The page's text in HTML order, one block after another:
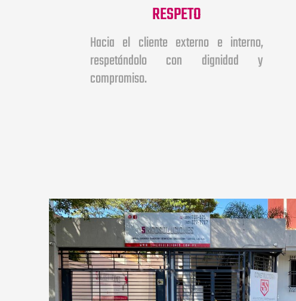
RESPETO
Hacia el cliente externo e interno,
respetándolo con dignidad y
compromiso.